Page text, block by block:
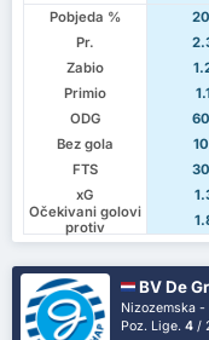
Pobjeda %
Pr.
Zabio
Primio
ODG
Bez gola
FTS
xG
Očekivani golovi
protiv
BV De
Nizozemska -
Poz. Lige.4 /